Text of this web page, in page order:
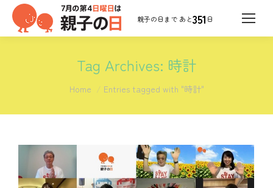
351 日
Tag Archives: 時計
You are here:
Home Entries tagged with "時計"